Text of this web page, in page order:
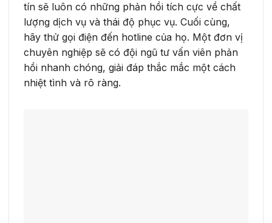
tín sẽ luôn có những phản hồi tích cực về chất
lượng dịch vụ và thái độ phục vụ. Cuối cùng,
hãy thử gọi điện đến hotline của họ. Một đơn vị
chuyên nghiệp sẽ có đội ngũ tư vấn viên phản
hồi nhanh chóng, giải đáp thắc mắc một cách
nhiệt tình và rõ ràng.